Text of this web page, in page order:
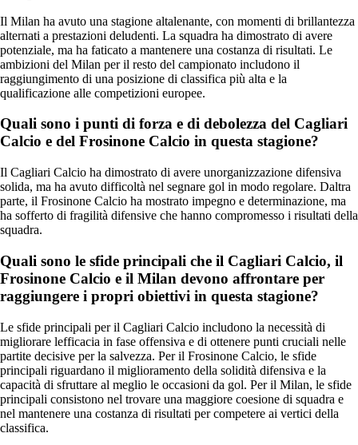
Il Milan ha avuto una stagione altalenante, con momenti di brillantezza
alternati a prestazioni deludenti. La squadra ha dimostrato di avere
potenziale, ma ha faticato a mantenere una costanza di risultati. Le
ambizioni del Milan per il resto del campionato includono il
raggiungimento di una posizione di classifica più alta e la
qualificazione alle competizioni europee.
Quali sono i punti di forza e di debolezza del Cagliari
Calcio e del Frosinone Calcio in questa stagione?
Il Cagliari Calcio ha dimostrato di avere unorganizzazione difensiva
solida, ma ha avuto difficoltà nel segnare gol in modo regolare. Daltra
parte, il Frosinone Calcio ha mostrato impegno e determinazione, ma
ha sofferto di fragilità difensive che hanno compromesso i risultati della
squadra.
Quali sono le sfide principali che il Cagliari Calcio, il
Frosinone Calcio e il Milan devono affrontare per
raggiungere i propri obiettivi in questa stagione?
Le sfide principali per il Cagliari Calcio includono la necessità di
migliorare lefficacia in fase offensiva e di ottenere punti cruciali nelle
partite decisive per la salvezza. Per il Frosinone Calcio, le sfide
principali riguardano il miglioramento della solidità difensiva e la
capacità di sfruttare al meglio le occasioni da gol. Per il Milan, le sfide
principali consistono nel trovare una maggiore coesione di squadra e
nel mantenere una costanza di risultati per competere ai vertici della
classifica.